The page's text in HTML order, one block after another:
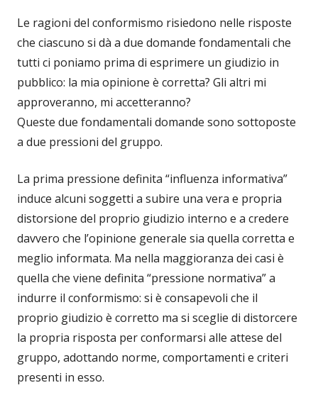
Le ragioni del conformismo risiedono nelle risposte
che ciascuno si dà a due domande fondamentali che
tutti ci poniamo prima di esprimere un giudizio in
pubblico: la mia opinione è corretta? Gli altri mi
approveranno, mi accetteranno?
Queste due fondamentali domande sono sottoposte
a due pressioni del gruppo.
La prima pressione definita “influenza informativa”
induce alcuni soggetti a subire una vera e propria
distorsione del proprio giudizio interno e a credere
davvero che l’opinione generale sia quella corretta e
meglio informata. Ma nella maggioranza dei casi è
quella che viene definita “pressione normativa” a
indurre il conformismo: si è consapevoli che il
proprio giudizio è corretto ma si sceglie di distorcere
la propria risposta per conformarsi alle attese del
gruppo, adottando norme, comportamenti e criteri
presenti in esso.